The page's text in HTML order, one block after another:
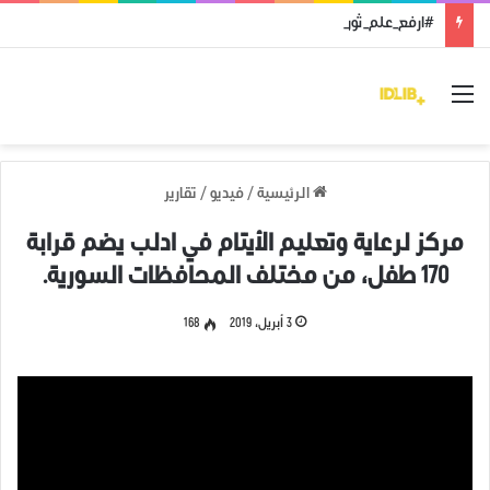
#ارفع_علم_ثورتك: رمز النضال ووحدة الهدف
القائمة
الرئيسية / فيديو / تقارير
مركز لرعاية وتعليم الأيتام في ادلب يضم قرابة
170 طفل، من مختلف المحافظات السورية.
3 أبريل، 2019 168